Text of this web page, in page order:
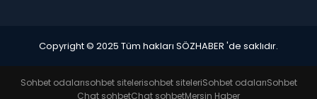
Copyright © 2025 Tüm hakları SÖZHABER 'de saklıdır.
Sohbet odalarısohbet sitelerisohbet siteleriSohbet odalarıSohbet
Chat sohbetChat sohbetMersin Haber